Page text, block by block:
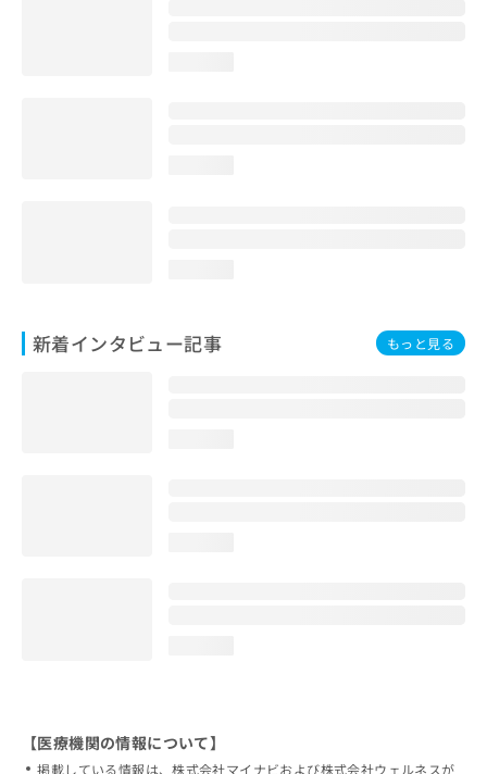
新着インタビュー記事 もっと見る
【医療機関の情報について】
掲載している情報は、株式会社マイナビおよび株式会社ウェルネスが